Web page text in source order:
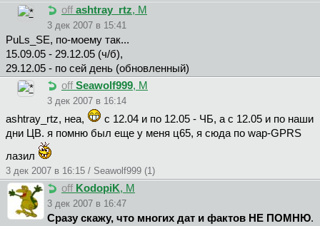
off ashtray_rtz, М
3 дек 2007 в 15:41
PuLs_SE, по-моему так...
15.09.05 - 29.12.05 (ч/б),
29.12.05 - по сей день (обновленный)
off Seawolf999, М
3 дек 2007 в 16:14
ashtray_rtz, неа,
с 12.04 и по 12.05 - ЧБ, а с 12.05 и по наши
дни ЦВ. я помню был еще у меня ц65, я сюда по wap-GPRS
лазил
3 дек 2007 в 16:15 / Seawolf999 (1)
off KodopiK, М
3 дек 2007 в 16:47
Сразу скажу, что многих дат и фактов НЕ ПОМНЮ.